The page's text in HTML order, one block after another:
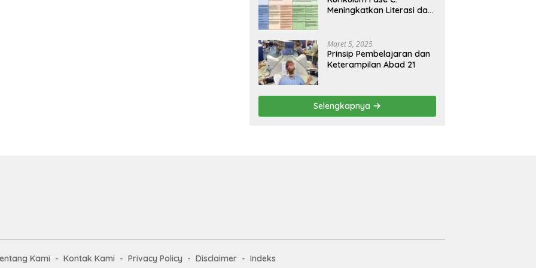
Meningkatkan Literasi dan
Maret 5, 2025
Prinsip Pembelajaran dan
Keterampilan Abad 21
Selengkapnya
Kami Kontak Kami Privacy Policy Disclaimer Indeks